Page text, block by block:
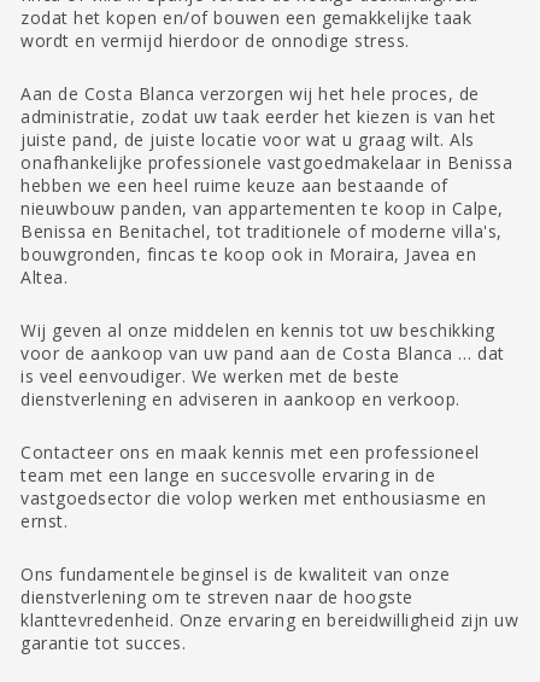
zodat het kopen en/of bouwen een gemakkelijke taak
wordt en vermijd hierdoor de onnodige stress.
Aan de Costa Blanca verzorgen wij het hele proces, de
administratie, zodat uw taak eerder het kiezen is van het
juiste pand, de juiste locatie voor wat u graag wilt. Als
onafhankelijke professionele vastgoedmakelaar in Benissa
hebben we een heel ruime keuze aan bestaande of
nieuwbouw panden, van appartementen te koop in Calpe,
Benissa en Benitachel, tot traditionele of moderne villa's,
bouwgronden, fincas te koop ook in Moraira, Javea en
Altea.
Wij geven al onze middelen en kennis tot uw beschikking
voor de aankoop van uw pand aan de Costa Blanca … dat
is veel eenvoudiger. We werken met de beste
dienstverlening en adviseren in aankoop en verkoop.
Contacteer ons en maak kennis met een professioneel
team met een lange en succesvolle ervaring in de
vastgoedsector die volop werken met enthousiasme en
ernst.
Ons fundamentele beginsel is de kwaliteit van onze
dienstverlening om te streven naar de hoogste
klanttevredenheid. Onze ervaring en bereidwilligheid zijn uw
garantie tot succes.